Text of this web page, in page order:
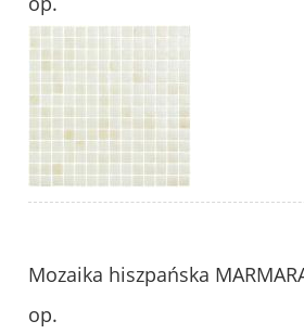
Mozaika hiszpańska
op.